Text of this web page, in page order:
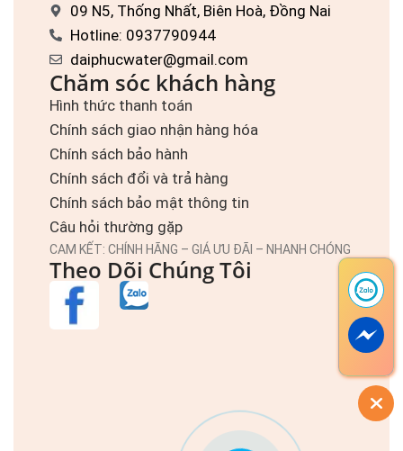
09 N5, Thống Nhất, Biên Hoà, Đồng Nai
Hotline: 0937790944
daiphucwater@gmail.com
Chăm sóc khách hàng
Hình thức thanh toán
Chính sách giao nhận hàng hóa
Chính sách bảo hành
Chính sách đổi và trả hàng
Chính sách bảo mật thông tin
Câu hỏi thường gặp
CAM KẾT: CHÍNH HÃNG – GIÁ ƯU ĐÃI – NHANH CHÓNG
Theo Dõi Chúng Tôi